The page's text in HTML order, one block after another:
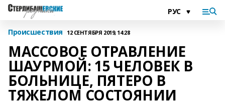
Происшествия 12 СЕНТЯБРЯ 2019, 14:28
МАССОВОЕ ОТРАВЛЕНИЕ
ШАУРМОЙ: 15 ЧЕЛОВЕК В
БОЛЬНИЦЕ, ПЯТЕРО В
ТЯЖЕЛОМ СОСТОЯНИИ